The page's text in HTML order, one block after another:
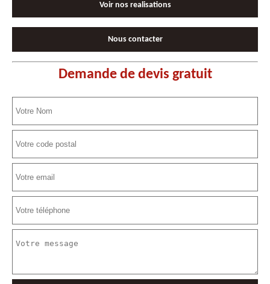
Voir nos realisations
Nous contacter
Demande de devis gratuit